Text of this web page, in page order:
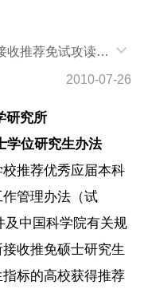
收推荐免试攻读硕
国普通高等学校
2010-07-26
研究所
学位研究生办法
推荐优秀应届本科
管理办法（试
及中国科学院有关规
收推免硕士研究生
标的高校获得推荐